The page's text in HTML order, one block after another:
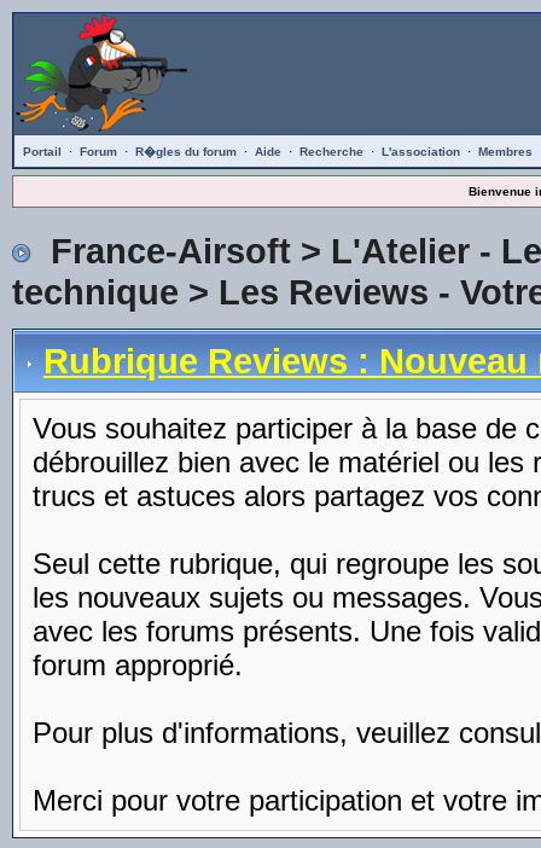
Portail · Forum · R�gles du forum · Aide · Recherche · L'association · Membres
Bienvenue
France-Airsoft> L'Atelier -
technique > Les Reviews -
Rubrique Reviews :
Vous souhaitez participer à la base de
débrouillez bien avec le matériel ou
trucs et astuces alors partagez vos
Seul cette rubrique, qui regroupe les
les nouveaux sujets ou messages.
avec les forums présents. Une fois
forum approprié.
Pour plus d'informations, veuillez
Merci pour votre participation et votre